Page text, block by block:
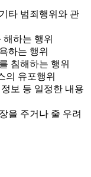
타 범죄행위와 관
하는 행위
하는 행위
침해하는 행위
의 유포행위
보 등 일정한 내용
을 주거나 줄 우려